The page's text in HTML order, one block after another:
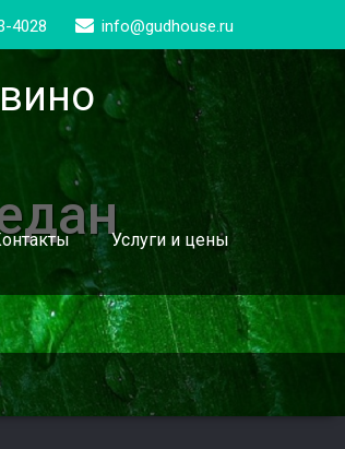
4028 info@gudhouse.ru
Услуги и цены